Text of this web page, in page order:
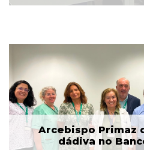
Arcebispo Primaz
dádiva no